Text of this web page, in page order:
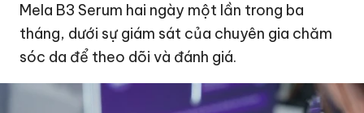
Mela B3 Serum hai ngày một lần trong ba
tháng, dưới sự giám sát của chuyên gia chăm
sóc da để theo dõi và đánh giá.